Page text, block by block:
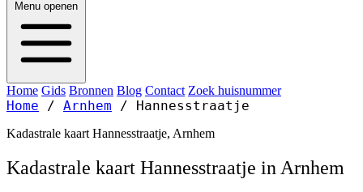
Menu openen
Home Gids Bronnen Blog Contact Zoek huisnummer
Home / Arnhem / Hannesstraatje
Kadastrale kaart Hannesstraatje, Arnhem
Kadastrale kaart Hannesstraatje in Arnhem